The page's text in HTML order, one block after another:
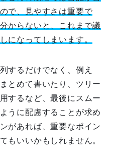
で、見やすさは重要で
からないと、これまで議
になってしまいます。
するだけでなく、例え
とめて書いたり、ツリー
するなど、最後にスムー
うに配慮することが求め
があれば、重要なポイン
もいいかもしれません。